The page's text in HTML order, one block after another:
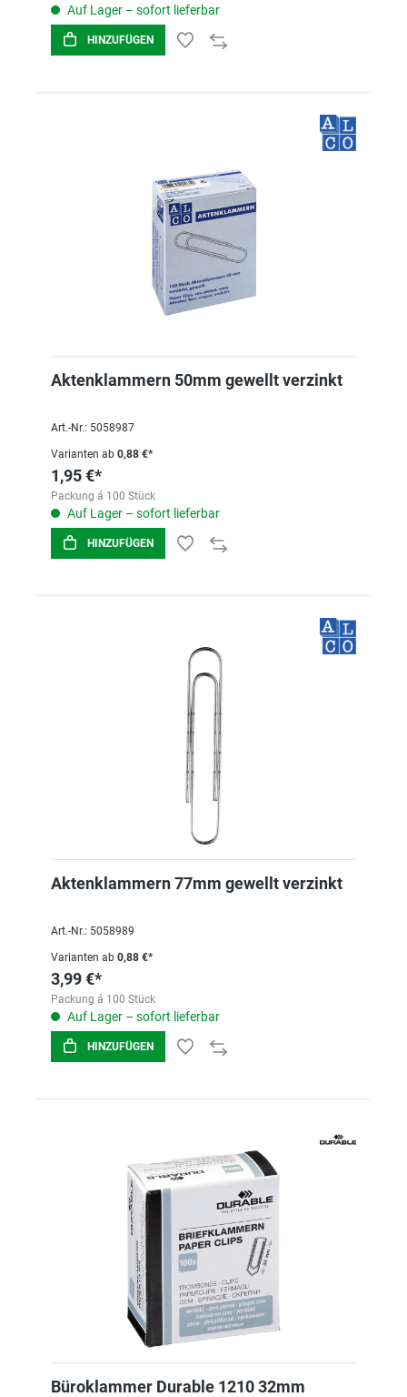
Auf Lager – sofort lieferbar
HINZUFÜGEN
Aktenklammern 50mm gewellt verzinkt
Art.-Nr.: 5058987
Varianten ab 0,88 €*
1,95 €*
Packung á 100 Stück
Auf Lager – sofort lieferbar
HINZUFÜGEN
Aktenklammern 77mm gewellt verzinkt
Art.-Nr.: 5058989
Varianten ab 0,88 €*
3,99 €*
Packung á 100 Stück
Auf Lager – sofort lieferbar
HINZUFÜGEN
Büroklammer Durable 1210 32mm